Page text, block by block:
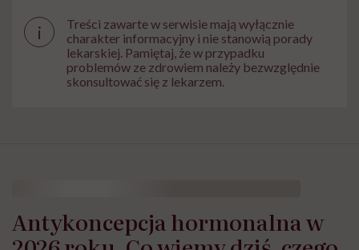
i
Treści zawarte w serwisie mają wyłącznie
charakter informacyjny i nie stanowią porady
lekarskiej. Pamiętaj, że w przypadku
problemów ze zdrowiem należy bezwzględnie
skonsultować się z lekarzem.
Antykoncepcja hormonalna w